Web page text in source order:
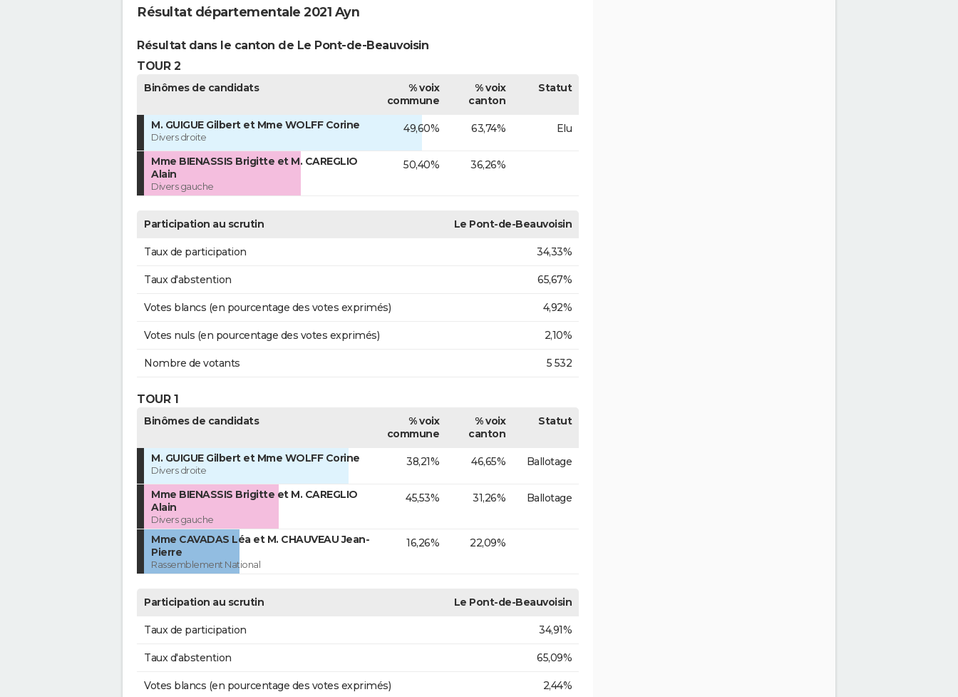
Résultat départementale 2021 Ayn
Résultat dans le canton de Le Pont-de-Beauvoisin
TOUR 2
Binômes de candidats
% voix
commune
% voix
canton
Statut
M. GUIGUE Gilbert et Mme WOLFF Corine
Divers droite
49,60% 63,74% Elu
Mme BIENASSIS Brigitte et M. CAREGLIO
Alain
Divers gauche
50,40% 36,26%
Participation au scrutin Le Pont-de-Beauvoisin
Taux de participation 34,33%
Taux d'abstention 65,67%
Votes blancs (en pourcentage des votes exprimés) 4,92%
Votes nuls (en pourcentage des votes exprimés) 2,10%
Nombre de votants 5 532
TOUR 1
Binômes de candidats
% voix
commune
% voix
canton
Statut
M. GUIGUE Gilbert et Mme WOLFF Corine
Divers droite
38,21% 46,65% Ballotage
Mme BIENASSIS Brigitte et M. CAREGLIO
Alain
Divers gauche
45,53% 31,26% Ballotage
Mme CAVADAS Léa et M. CHAUVEAU Jean-
Pierre
Rassemblement National
16,26% 22,09%
Participation au scrutin Le Pont-de-Beauvoisin
Taux de participation 34,91%
Taux d'abstention 65,09%
Votes blancs (en pourcentage des votes exprimés) 2,44%